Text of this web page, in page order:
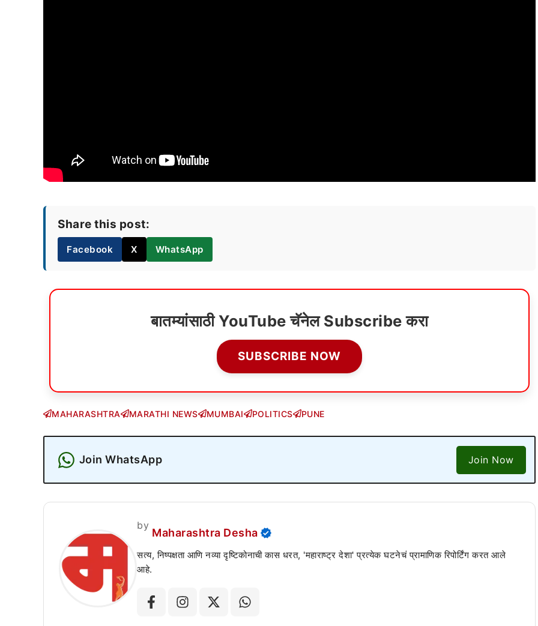
Share this post:
Facebook X WhatsApp
बातम्यांसाठी YouTube चॅनेल Subscribe करा
SUBSCRIBE NOW
MAHARASHTRA MARATHI NEWS MUMBAI POLITICS PUNE
Join WhatsApp Join Now
by
Maharashtra Desha
सत्य, निष्पक्षता आणि नव्या दृष्टिकोनाची कास धरत, 'महाराष्ट्र देशा' प्रत्येक घटनेचं प्रामाणिक रिपोर्टिंग करत आले
आहे.